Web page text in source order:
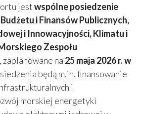
jestwspólne posiedzenie
i Finansów Publicznych,
i Innowacyjności, Klimatu i
Zespołu
, zaplanowane na 25 maja 2026 r. w
będą m.in. finansowanie
i
morskiej energetyki